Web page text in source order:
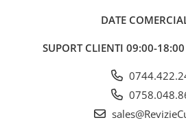
DATE
SUPORT CLIENTI 09:00-18:00